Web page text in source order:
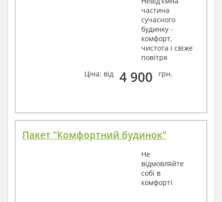
частина
сучасного
будинку -
комфорт,
чистота і свіже
повітря
Ціна: від
4 900 грн.
Пакет "Комфортний будинок"
Не
відмовляйте
собі в
комфорті